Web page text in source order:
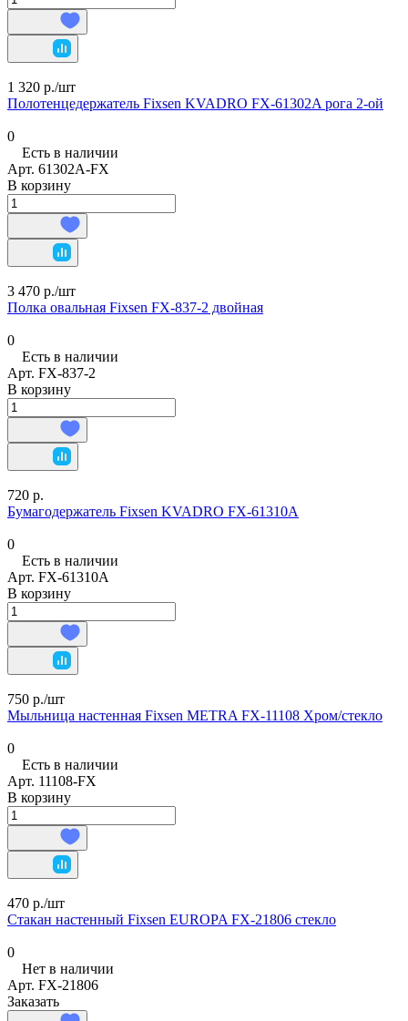
1 320 р./шт
Полотенцедержатель Fixsen KVADRO FX-61302A рога 2-ой
0
Есть в наличии
Арт. 61302А-FX
В корзину
3 470 р./шт
Полка овальная Fixsen FX-837-2 двойная
0
Есть в наличии
Арт. FX-837-2
В корзину
720 р.
Бумагодержатель Fixsen KVADRO FX-61310A
0
Есть в наличии
Арт. FX-61310A
В корзину
750 р./шт
Мыльница настенная Fixsen METRA FX-11108 Хром/стекло
0
Есть в наличии
Арт. 11108-FX
В корзину
470 р./шт
Стакан настенный Fixsen EUROPA FX-21806 стекло
0
Нет в наличии
Арт. FX-21806
Заказать